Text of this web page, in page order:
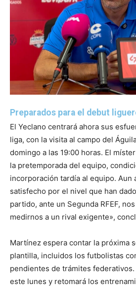
Preparados para el debut
El Yeclano centrará ahora sus
liga, con la visita al campo del
domingo a las 19:00 horas. El
la pretemporada del equipo,
incorporación tardía al equipo. Aun
satisfecho por el nivel que han
partido, ante un Segunda RFEF,
medirnos a un rival exigente»,
Martínez espera contar la próxima
plantilla, incluidos los futbolistas
pendientes de trámites
este lunes y retomará los